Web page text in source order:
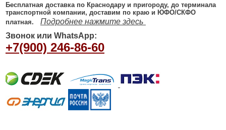
Бесплатная доставка по Краснодару и пригороду, до терминала
транспортной компании, доставим по краю и ЮФО/СКФО
платная.
Подробнее нажмите здесь
Звонок или WhatsApp:
+7(900) 246-86-60